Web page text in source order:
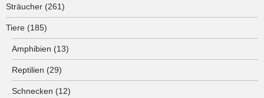
Sträucher (261)
Tiere (185)
Amphibien (13)
Reptilien (29)
Schnecken (12)